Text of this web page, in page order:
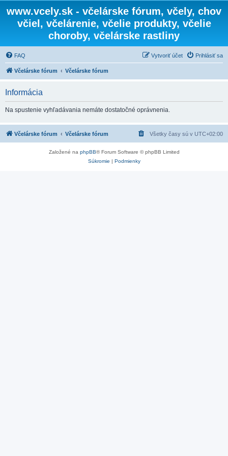
www.vcely.sk - včelárske fórum, včely, chov
včiel, včelárenie, včelie produkty, včelie
choroby, včelárske rastliny
FAQ Prihlásiť sa
Vytvoriť účet
Včelárske fórum Včelárske fórum
Informácia
Na spustenie vyhľadávania nemáte dostatočné oprávnenia.
Včelárske fórum Včelárske fórum Všetky časy sú v UTC+02:00
Založené na phpBB® Forum Software © phpBB Limited
Súkromie | Podmienky